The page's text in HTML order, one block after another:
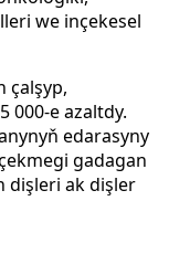
we inçekesel
çalşyp,
000-e azaltdy.
edarasyny
gadagan
dişleri ak dişler